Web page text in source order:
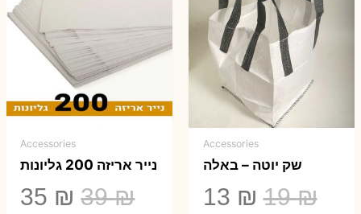
Accessories
שק יוטה – באלה
19₪
המחיר
13 ₪
Accessories
נייר אריזה 200 גליונות
39₪
המחיר
35 ₪